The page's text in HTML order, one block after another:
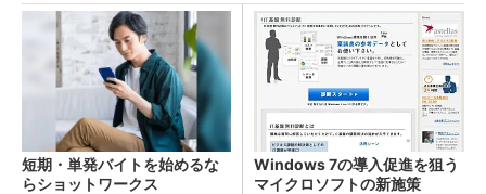
短期・単発バイトを始めるな
らショットワークス
Windows 7の導入促進を狙う
マイクロソフトの新施策